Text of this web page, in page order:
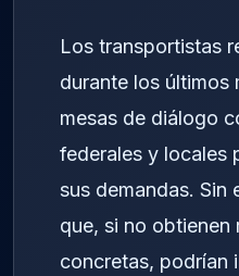
Los transportistas
durante los últimos
mesas de diálogo
federales y locales
sus demandas. Sin
que, si no obtienen
concretas, podrían